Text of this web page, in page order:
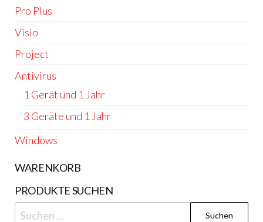
Pro Plus
Visio
Project
Antivirus
1 Gerät und 1 Jahr
3 Geräte und 1 Jahr
Windows
WARENKORB
PRODUKTE SUCHEN
Suchen